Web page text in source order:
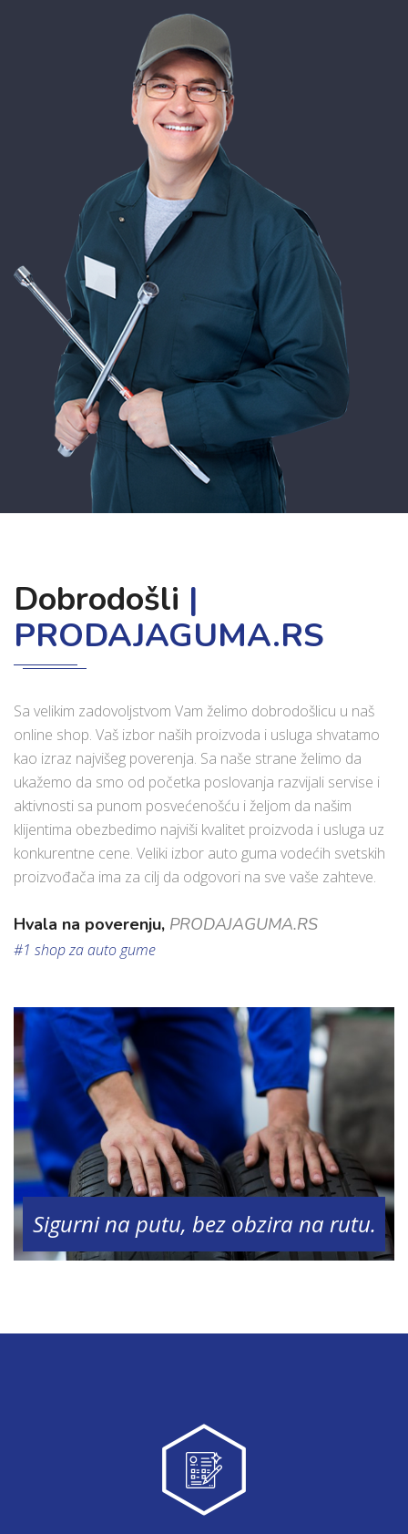
Dobrodošli |
PRODAJAGUMA.RS
Sa velikim zadovoljstvom Vam želimo dobrodošlicu u naš
online shop. Vaš izbor naših proizvoda i usluga shvatamo
kao izraz najvišeg poverenja. Sa naše strane želimo da
ukažemo da smo od početka poslovanja razvijali servise i
aktivnosti sa punom posvećenošću i željom da našim
klijentima obezbedimo najviši kvalitet proizvoda i usluga uz
konkurentne cene. Veliki izbor auto guma vodećih svetskih
proizvođača ima za cilj da odgovori na sve vaše zahteve.
Hvala na poverenju, PRODAJAGUMA.RS
#1 shop za auto gume
Sigurni na putu, bez obzira na rutu.